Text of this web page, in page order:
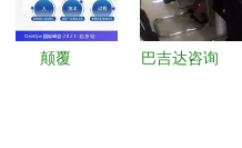
方案与信息
技术咨询支
颠覆
巴吉达咨询